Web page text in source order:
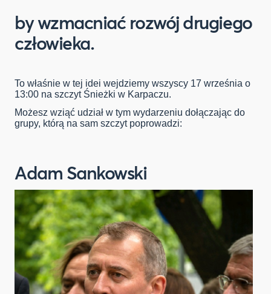
by wzmacniać rozwój drugiego
człowieka.
To właśnie w tej idei wejdziemy wszyscy 17 września o
13:00 na szczyt Śnieżki w Karpaczu.
Możesz wziąć udział w tym wydarzeniu dołączając do
grupy, którą na sam szczyt poprowadzi:
Adam Sankowski